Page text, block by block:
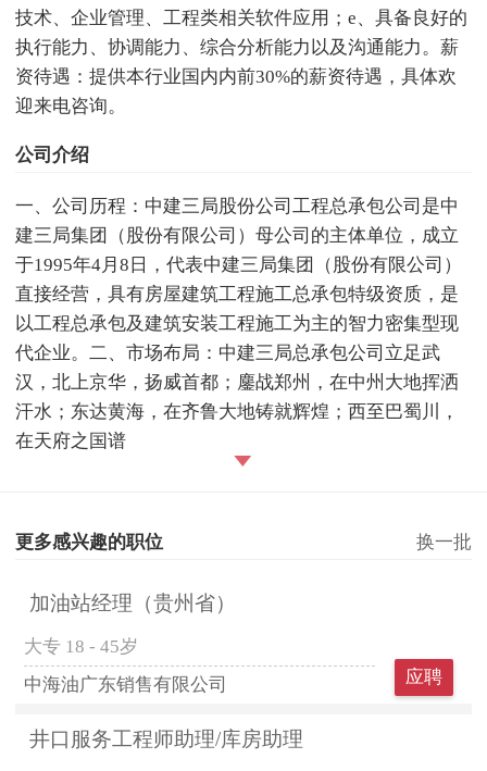
技术、企业管理、工程类相关软件应用；e、具备良好的
执行能力、协调能力、综合分析能力以及沟通能力。薪
资待遇：提供本行业国内内前30%的薪资待遇，具体欢
迎来电咨询。
公司介绍
一、公司历程：中建三局股份公司工程总承包公司是中
建三局集团（股份有限公司）母公司的主体单位，成立
于1995年4月8日，代表中建三局集团（股份有限公司）
直接经营，具有房屋建筑工程施工总承包特级资质，是
以工程总承包及建筑安装工程施工为主的智力密集型现
代企业。二、市场布局：中建三局总承包公司立足武
汉，北上京华，扬威首都；鏖战郑州，在中州大地挥洒
汗水；东达黄海，在齐鲁大地铸就辉煌；西至巴蜀川，
在天府之国谱
更多感兴趣的职位 换一批
加油站经理（贵州省）
大专 18 - 45岁
中海油广东销售有限公司
应聘
井口服务工程师助理/库房助理